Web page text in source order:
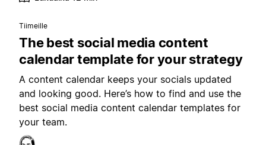
Tiimeille
The best social media content
calendar template for your strategy
A content calendar keeps your socials updated
and looking good. Here’s how to find and use the
best social media content calendar templates for
your team.